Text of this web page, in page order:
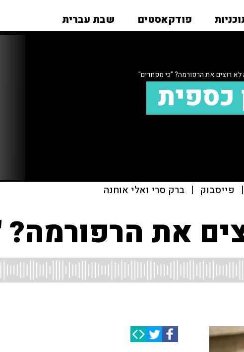
פודקאסטים שבת עברית
רוצים את הרפורמה? "כי מפחדים"
כספית
| פייסבוק | ברק סרי ואלי אוחנה
את